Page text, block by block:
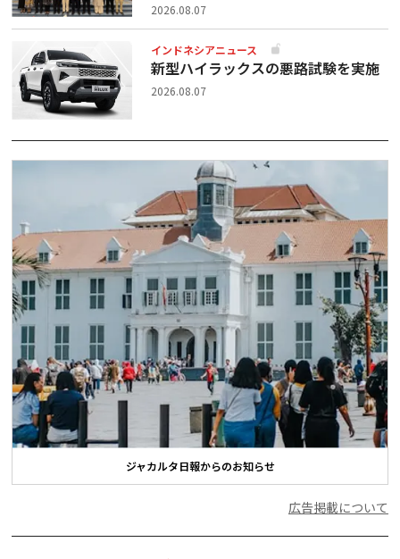
2026.08.07
インドネシアニュース
新型ハイラックスの悪路試験を実施
2026.08.07
ジャカルタ日報からのお知らせ
広告掲載について